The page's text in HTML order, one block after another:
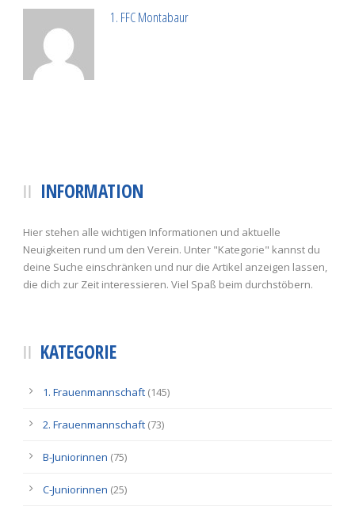
1. FFC Montabaur
INFORMATION
Hier stehen alle wichtigen Informationen und aktuelle
Neuigkeiten rund um den Verein. Unter "Kategorie" kannst du
deine Suche einschränken und nur die Artikel anzeigen lassen,
die dich zur Zeit interessieren. Viel Spaß beim durchstöbern.
KATEGORIE
1. Frauenmannschaft (145)
2. Frauenmannschaft (73)
B-Juniorinnen (75)
C-Juniorinnen (25)